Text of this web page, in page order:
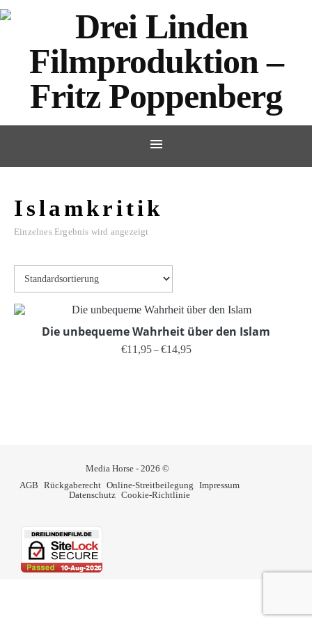
Islamkritik
Einzelnes Ergebnis wird angezeigt
Die unbequeme Wahrheit über den Islam
€11,95 – €14,95Preisspanne: €11,95 bis €14,95
Media Horse - 2026 ©
AGB Rückgaberecht Online-Streitbeilegung Impressum
Datenschutz Cookie-Richtlinie